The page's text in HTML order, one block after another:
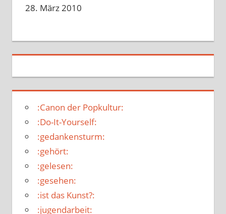
28. März 2010
:Canon der Popkultur:
:Do-It-Yourself:
:gedankensturm:
:gehört:
:gelesen:
:gesehen:
:ist das Kunst?:
:jugendarbeit: